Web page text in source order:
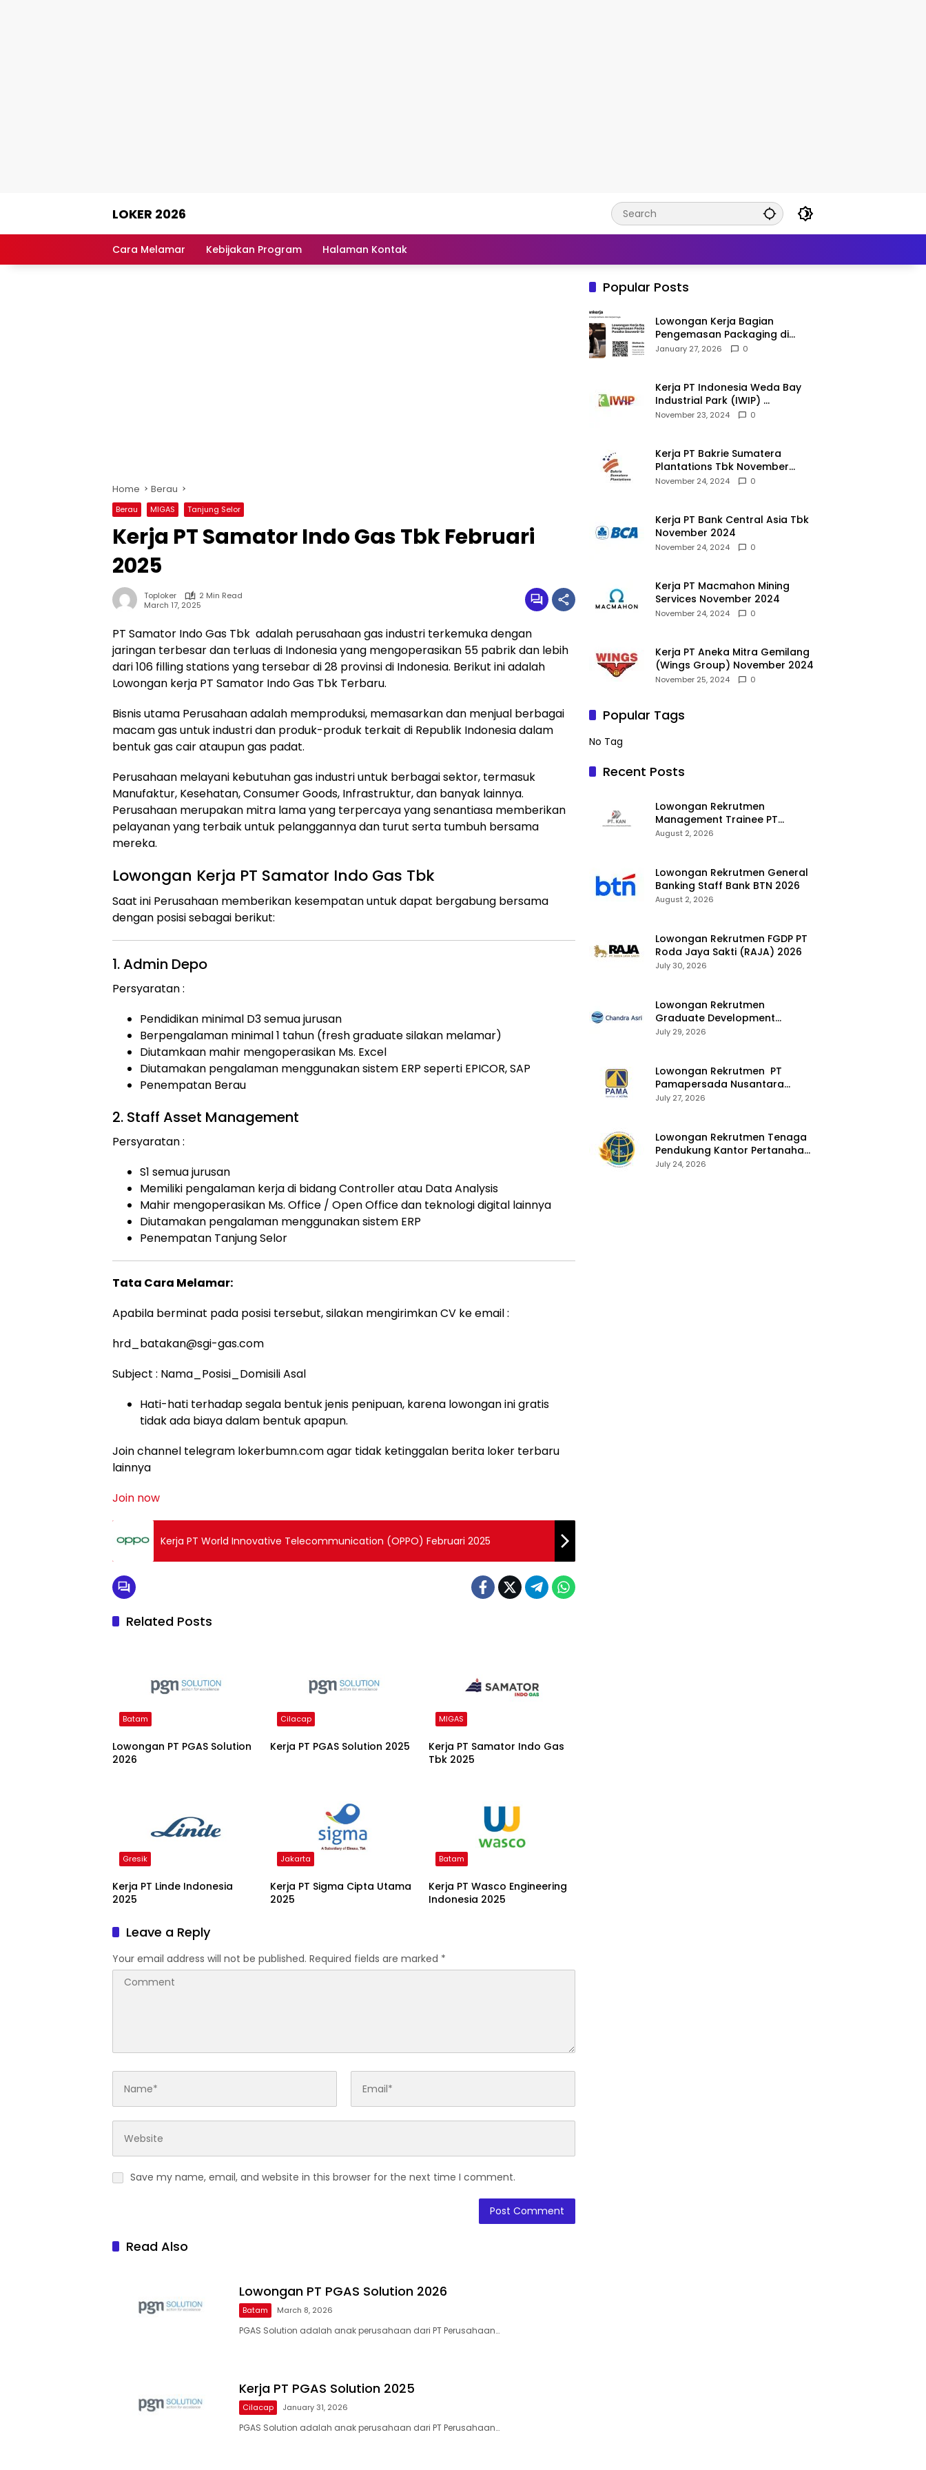
LOKER 2026
Lowongan
Cara Melamar Kebijakan Program Halaman Kontak
Home Berau
Berau MIGAS Tanjung Selor
Kerja PT Samator Indo Gas Tbk Februari
2025
Toploker
2 Min Read
March 17, 2025
PT Samator Indo Gas Tbk adalah perusahaan gas industri terkemuka dengan
jaringan terbesar dan terluas di Indonesia yang mengoperasikan 55 pabrik dan lebih
dari 106 filling stations yang tersebar di 28 provinsi di Indonesia. Berikut ini adalah
Lowongan kerja PT Samator Indo Gas Tbk Terbaru.
Bisnis utama Perusahaan adalah memproduksi, memasarkan dan menjual berbagai
macam gas untuk industri dan produk-produk terkait di Republik Indonesia dalam
bentuk gas cair ataupun gas padat.
Perusahaan melayani kebutuhan gas industri untuk berbagai sektor, termasuk
Manufaktur, Kesehatan, Consumer Goods, Infrastruktur, dan banyak lainnya.
Perusahaan merupakan mitra lama yang terpercaya yang senantiasa memberikan
pelayanan yang terbaik untuk pelanggannya dan turut serta tumbuh bersama
mereka.
Lowongan Kerja PT Samator Indo Gas Tbk
Saat ini Perusahaan memberikan kesempatan untuk dapat bergabung bersama
dengan posisi sebagai berikut:
1. Admin Depo
Persyaratan :
Pendidikan minimal D3 semua jurusan
Berpengalaman minimal 1 tahun (fresh graduate silakan melamar)
Diutamkaan mahir mengoperasikan Ms. Excel
Diutamakan pengalaman menggunakan sistem ERP seperti EPICOR, SAP
Penempatan Berau
2. Staff Asset Management
Persyaratan :
S1 semua jurusan
Memiliki pengalaman kerja di bidang Controller atau Data Analysis
Mahir mengoperasikan Ms. Office / Open Office dan teknologi digital lainnya
Diutamakan pengalaman menggunakan sistem ERP
Penempatan Tanjung Selor
Tata Cara Melamar:
Apabila berminat pada posisi tersebut, silakan mengirimkan CV ke email :
hrd_batakan@sgi-gas.com
Subject : Nama_Posisi_Domisili Asal
Hati-hati terhadap segala bentuk jenis penipuan, karena lowongan ini gratis
tidak ada biaya dalam bentuk apapun.
Join channel telegram lokerbumn.com agar tidak ketinggalan berita loker terbaru
lainnya
Join now
Kerja PT World Innovative Telecommunication (OPPO) Februari 2025
Related Posts
Batam
Lowongan PT PGAS Solution
2026
Cilacap
Kerja PT PGAS Solution 2025
MIGAS
Kerja PT Samator Indo Gas
Tbk 2025
Gresik
Kerja PT Linde Indonesia
2025
Jakarta
Kerja PT Sigma Cipta Utama
2025
Batam
Kerja PT Wasco Engineering
Indonesia 2025
Leave a Reply
Your email address will not be published. Required fields are marked *
Save my name, email, and website in this browser for the next time I comment.
Read Also
Lowongan PT PGAS Solution 2026
Batam March 8, 2026
PGAS Solution adalah anak perusahaan dari PT Perusahaan…
Kerja PT PGAS Solution 2025
Cilacap January 31, 2026
PGAS Solution adalah anak perusahaan dari PT Perusahaan…
Popular Posts
Lowongan Kerja Bagian
Pengemasan Packaging di
Pusaka Souvenir Gallery
January 27, 2026 0
Kerja PT Indonesia Weda Bay
Industrial Park (IWIP)
November 2024
November 23, 2024 0
Kerja PT Bakrie Sumatera
Plantations Tbk November
2024
November 24, 2024 0
Kerja PT Bank Central Asia Tbk
November 2024
November 24, 2024 0
Kerja PT Macmahon Mining
Services November 2024
November 24, 2024 0
Kerja PT Aneka Mitra Gemilang
(Wings Group) November 2024
November 25, 2024 0
Popular Tags
No Tag
Recent Posts
Lowongan Rekrutmen
Management Trainee PT
Kalimantan Alumina Nusantara
August 2, 2026
Lowongan Rekrutmen General
Banking Staff Bank BTN 2026
August 2, 2026
Lowongan Rekrutmen FGDP PT
Roda Jaya Sakti (RAJA) 2026
July 30, 2026
Lowongan Rekrutmen
Graduate Development
Program Chandra Asri Group
July 29, 2026
Lowongan Rekrutmen PT
Pamapersada Nusantara
(PAMA) 2026
July 27, 2026
Lowongan Rekrutmen Tenaga
Pendukung Kantor Pertanahan
2026
July 24, 2026